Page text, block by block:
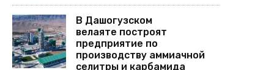
В Дашогузском
велаяте построят
предприятие по
производству аммиачной
селитры и карбамида